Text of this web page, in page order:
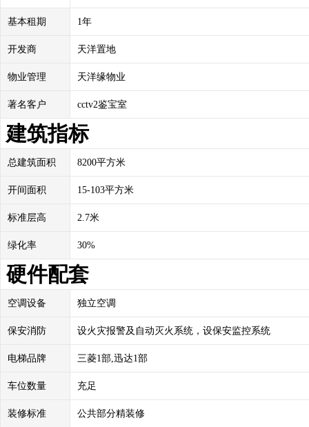
基本租期 1年
开发商 天洋置地
物业管理 天洋缘物业
著名客户 cctv2鉴宝室
建筑指标
总建筑面积 8200平方米
开间面积 15-103平方米
标准层高 2.7米
绿化率 30%
硬件配套
空调设备 独立空调
保安消防 设火灾报警及自动灭火系统，设保安监控系统
电梯品牌 三菱1部,迅达1部
车位数量 充足
装修标准 公共部分精装修